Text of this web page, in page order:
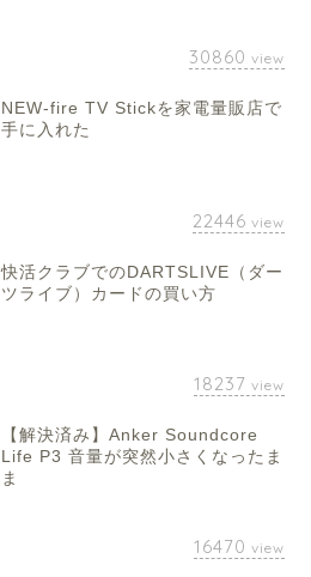
30860 view
NEW-fire TV Stickを家電量販店で
手に入れた
22446 view
快活クラブでのDARTSLIVE（ダー
ツライブ）カードの買い方
18237 view
【解決済み】Anker Soundcore
Life P3 音量が突然小さくなったま
ま
16470 view